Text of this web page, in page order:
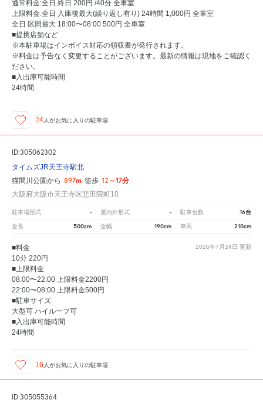
通常料金:全日 終日 200円 /40分 全車室
上限料金:全日 入庫後最大(繰り返し有り) 24時間 1,000円 全車室
全日 区間最大 18:00〜08:00 500円 全車室
■提携店舗など
※本駐車場はインボイス対応の領収書が発行されます。
※料金は予告なく変更することがございます。最新の情報は現地をご確認く
ださい。
■入出庫可能時間
24時間
24人がお気に入りの駐車場
ID:305062302
タイムズJR天王寺駅北
猫間川公園から 897m 徒歩 12～17分
大阪府大阪市天王寺区悲田院町10
駐車場形式 - 屋内外形式 - 駐車台数 16台
全長 500cm 全幅 190cm 車高 210cm
2026年7月24日 更新
■料金
10分 220円
■上限料金
08:00〜22:00 上限料金2200円
22:00〜08:00 上限料金500円
■駐車サイズ
大型可 ハイルーフ可
■入出庫可能時間
24時間
16 人がお気に入りの駐車場
ID:305055364